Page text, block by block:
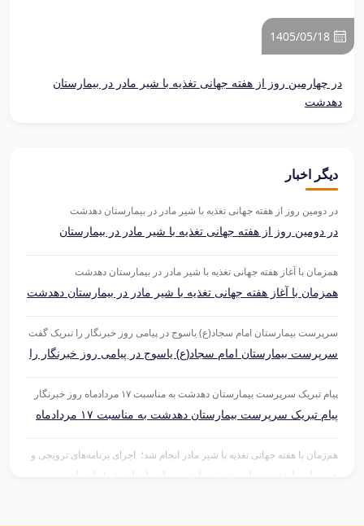
دیگر اخبار
در دومین روز از هفته جهانی تغذیه با شیر مادر در بیمارستان دهدشت
در دومین روز از هفته جهانی تغذیه با شیر مادر در بیمارستان
همزمان با آغاز هفته جهانی تغذیه با شیر مادر در بیمارستان دهدشت
همزمان با آغاز هفته جهانی تغذیه با شیر مادر در بیمارستان دهدشت
سرپرست بیمارستان امام سجاد(ع) یاسوج در پیامی روز خبرنگار را تبریک گفت
سرپرست بیمارستان امام سجاد(ع) یاسوج در پیامی روز خبرنگار را
پیام تبریک سرپرست بیمارستان دهدشت به مناسبت ۱۷ مردادماه روز خبرنگار
پیام تبریک سرپرست بیمارستان دهدشت به مناسبت ۱۷ مردادماه
هم‌زمان با هفته جهانی تغذیه با شیر مادر انجام شد؛ ‌ اجرای برنامه‌های ترویجی و
1405/05/18
در چهارمین روز از هفته جهانی تغذیه با شیر مادر در بیمارستان
دهدشت